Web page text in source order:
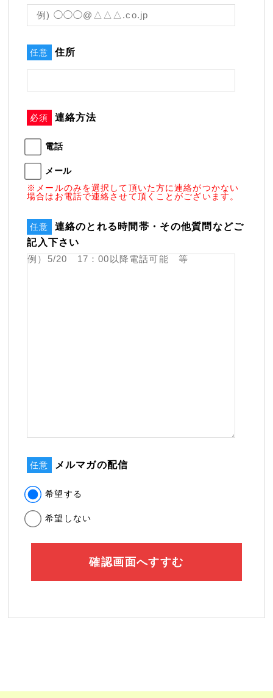
任意 住所
必須 連絡方法
電話
メール
※メールのみを選択して頂いた方に連絡がつかない
場合はお電話で連絡させて頂くことがございます。
任意
連絡のとれる時間帯・その他質問などご
記入下さい
任意 メルマガの配信
希望する
希望しない